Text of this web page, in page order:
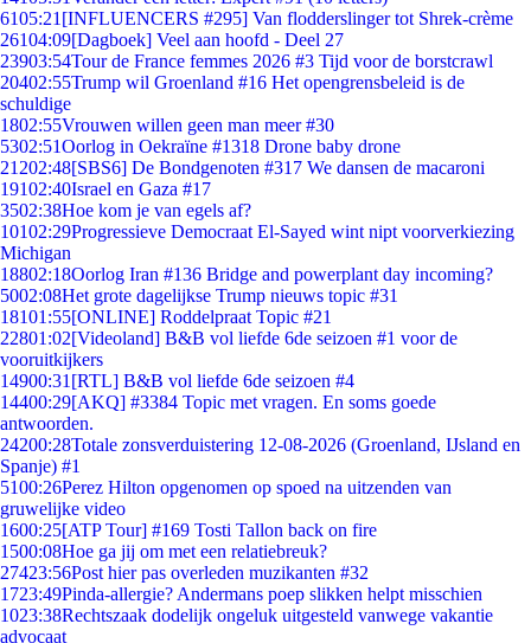
6105:21 [INFLUENCERS #295] Van flodderslinger tot Shrek-crème
26104:09[Dagboek] Veel aan hoofd - Deel 27
23903:54Tour de France femmes 2026 #3 Tijd voor de borstcrawl
20402:55Trump wil Groenland #16 Het opengrensbeleid is de
schuldige
1802:55Vrouwen willen geen man meer #30
5302:51Oorlog in Oekraïne #1318 Drone baby drone
21202:48[SBS6] De Bondgenoten #317 We dansen de macaroni
19102:40Israel en Gaza #17
3502:38Hoe kom je van egels af?
10102:29Progressieve Democraat El-Sayed wint nipt voorverkiezing
Michigan
18802:18Oorlog Iran #136 Bridge and powerplant day incoming?
5002:08Het grote dagelijkse Trump nieuws topic #31
18101:55[ONLINE] Roddelpraat Topic #21
22801:02[Videoland] B&B vol liefde 6de seizoen #1 voor de
vooruitkijkers
14900:31 [RTL] B&B vol liefde 6de seizoen #4
14400:29[AKQ] #3384 Topic met vragen. En soms goede
antwoorden.
24200:28Totale zonsverduistering 12-08-2026 (Groenland, IJsland en
Spanje) #1
5100:26Perez Hilton opgenomen op spoed na uitzenden van
gruwelijke video
1600:25[ATP Tour] #169 Tosti Tallon back on fire
1500:08Hoe ga jij om met een relatiebreuk?
27423:56Post hier pas overleden muzikanten #32
1723:49Pinda-allergie? Andermans poep slikken helpt misschien
1023:38Rechtszaak dodelijk ongeluk uitgesteld vanwege vakantie
advocaat